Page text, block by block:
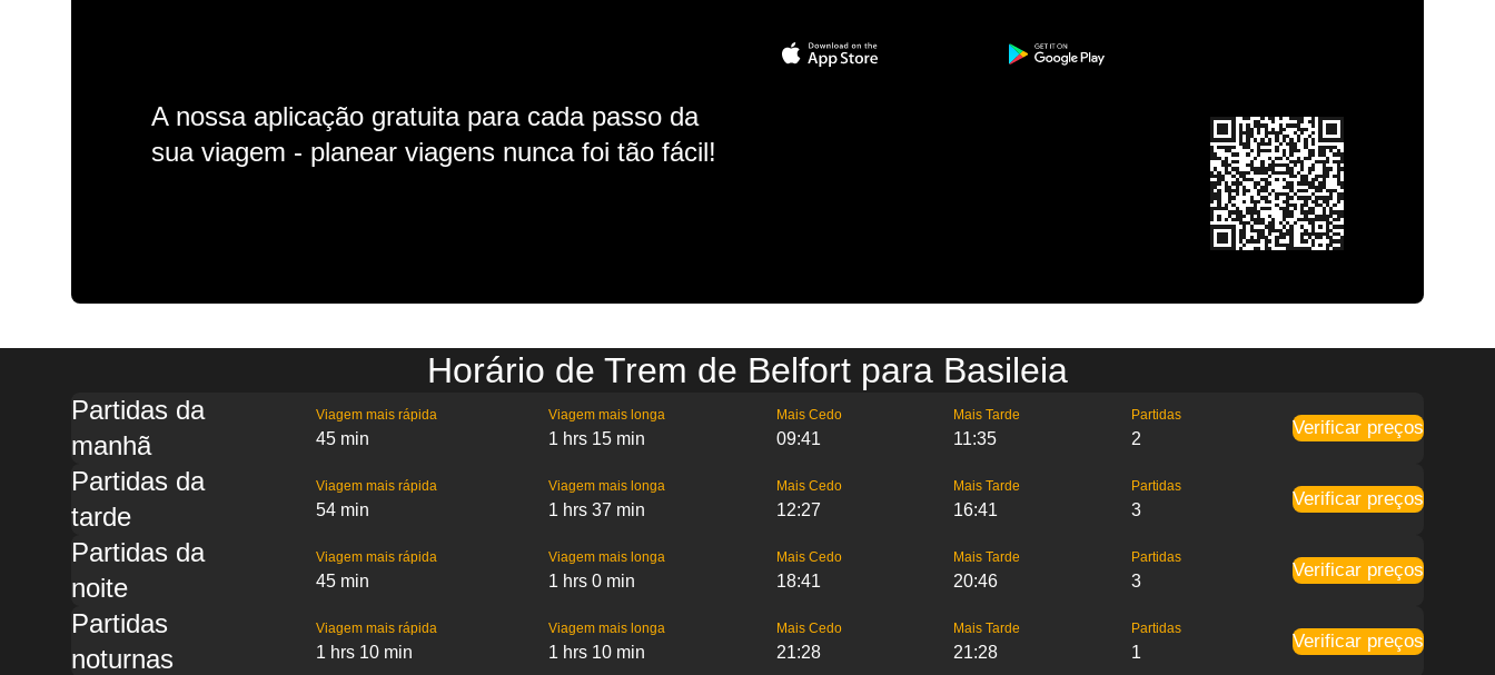
A nossa aplicação gratuita para cada passo da
sua viagem - planear viagens nunca foi tão fácil!
Horário de Trem de Belfort para Basileia
Partidas da
manhã
Viagem mais rápida
45 min
Viagem mais longa
1 hrs 15 min
Mais Cedo
09:41
Mais Tarde
11:35
Partidas
2
Verificar preços
Partidas da
tarde
Viagem mais rápida
54 min
Viagem mais longa
1 hrs 37 min
Mais Cedo
12:27
Mais Tarde
16:41
Partidas
3
Verificar preços
Partidas da
noite
Viagem mais rápida
45 min
Viagem mais longa
1 hrs 0 min
Mais Cedo
18:41
Mais Tarde
20:46
Partidas
3
Verificar preços
Partidas
noturnas
Viagem mais rápida
1 hrs 10 min
Viagem mais longa
1 hrs 10 min
Mais Cedo
21:28
Mais Tarde
21:28
Partidas
1
Verificar preços